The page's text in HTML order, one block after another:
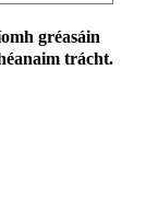
gréasáin
trácht.